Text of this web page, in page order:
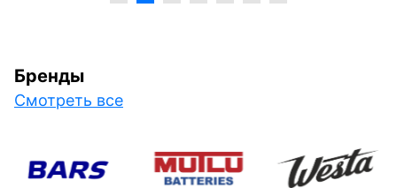
Бренды
Смотреть все